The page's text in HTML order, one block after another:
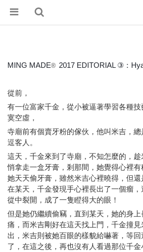
MING MADE® 2017 EDITORIAL ③：
從前，
有一位富家千金，從小被逼著學習各種
寞空虛，
寺廟前有個賣牙粉的傢伙，他叫米吉，
逗客人。
這天，千金來到了寺廟，不知怎麼的，
悄拿走一盒牙膏，剎那間，她覺得心裡
她天天偷牙膏，雖然米吉心裡曉得，但
在某天，千金發現手心裡長出了一個瘤
從中裂開，成了一隻瞪得大的眼！
但是她仍繼續偷竊，直到某天，她的身
痛，而米吉剛好在這天找上門，千金撞
出，米吉則被她百眼的樣貌給嚇著，等
了，在這之後，再也沒有人看過那位千